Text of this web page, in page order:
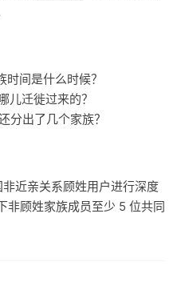
间是什么时候？
儿迁徙过来的？
分出了几个家族？
近亲关系顾姓用户进行深度
非顾姓家族成员至少 5 位共同